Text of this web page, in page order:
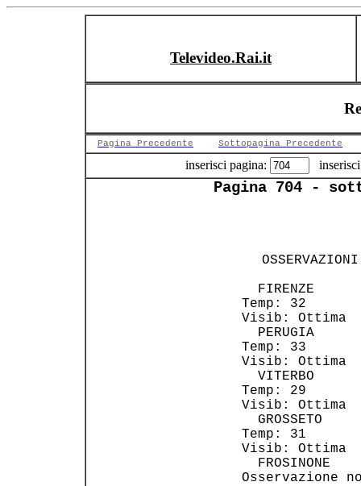
Televideo.Rai.it
Pagina Precedente Sottopagina Precedente
inserisci pagina:
Pagina 704 -
Temp: 32
PERUGIA
Temp: 33
Temp: 29
Temp: 31